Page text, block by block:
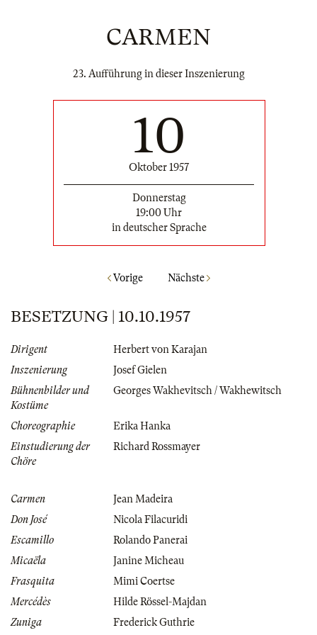
CARMEN
23. Aufführung in dieser Inszenierung
10
Oktober 1957
Donnerstag
19:00 Uhr
in deutscher Sprache
Vorige Nächste
BESETZUNG | 10.10.1957
Dirigent
Herbert von Karajan
Inszenierung
Josef Gielen
Bühnenbilder und
Kostüme
Georges Wakhevitsch / Wakhewitsch
Choreographie
Erika Hanka
Einstudierung der
Chöre
Richard Rossmayer
Carmen
Jean Madeira
Don José
Nicola Filacuridi
Escamillo
Rolando Panerai
Micaëla
Janine Micheau
Frasquita
Mimi Coertse
Mercédès
Hilde Rössel-Majdan
Zuniga
Frederick Guthrie